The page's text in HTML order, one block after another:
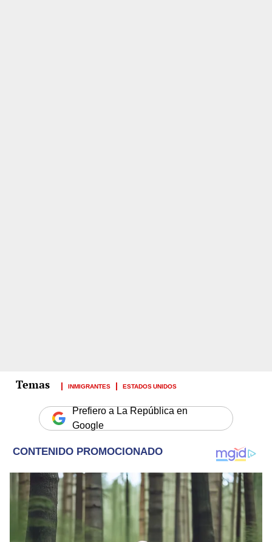
INMIGRANTES ESTADOS UNIDOS
Prefiero a La República en
Google